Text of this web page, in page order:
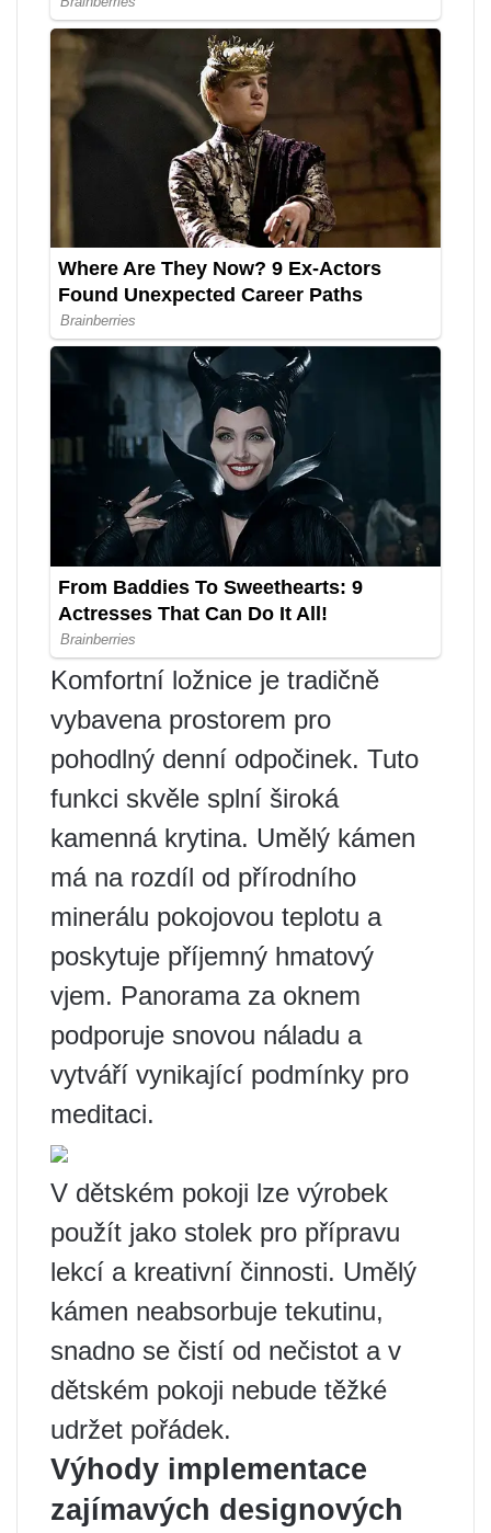
Komfortní ložnice je tradičně
vybavena prostorem pro
pohodlný denní odpočinek. Tuto
funkci skvěle splní široká
kamenná krytina. Umělý kámen
má na rozdíl od přírodního
minerálu pokojovou teplotu a
poskytuje příjemný hmatový
vjem. Panorama za oknem
podporuje snovou náladu a
vytváří vynikající podmínky pro
meditaci.
V dětském pokoji lze výrobek
použít jako stolek pro přípravu
lekcí a kreativní činnosti. Umělý
kámen neabsorbuje tekutinu,
snadno se čistí od nečistot a v
dětském pokoji nebude těžké
udržet pořádek.
Výhody implementace
zajímavých designových